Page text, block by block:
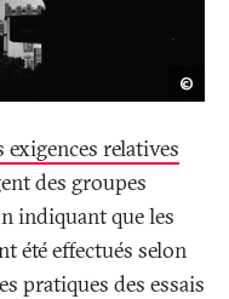
©
relatives
des groupes
indiquant que les
été effectués selon
pratiques des essais